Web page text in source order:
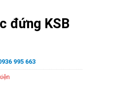
đứng KSB
995 663